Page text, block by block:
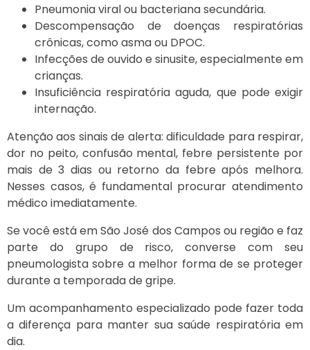
Pneumonia viral ou bacteriana secundária.
Descompensação de doenças respiratórias
crônicas, como asma ou DPOC.
Infecções de ouvido e sinusite, especialmente em
crianças.
Insuficiência respiratória aguda, que pode exigir
internação.
Atenção aos sinais de alerta: dificuldade para respirar,
dor no peito, confusão mental, febre persistente por
mais de 3 dias ou retorno da febre após melhora.
Nesses casos, é fundamental procurar atendimento
médico imediatamente.
Se você está em São José dos Campos ou região e faz
parte do grupo de risco, converse com seu
pneumologista sobre a melhor forma de se proteger
durante a temporada de gripe.
Um acompanhamento especializado pode fazer toda
a diferença para manter sua saúde respiratória em
dia.